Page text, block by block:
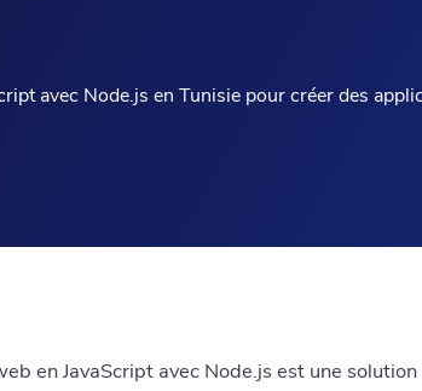
avec Node.js en Tunisie pour créer des
en JavaScript avec Node.js est une